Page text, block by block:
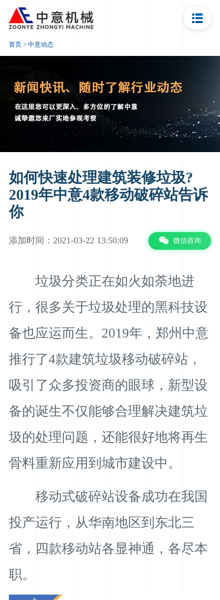
首页> 中意动态
如何快速处理建筑装修垃圾?
2019年中意4款移动破碎站告诉
你
添加时间：2021-03-22 13:50:09 微信咨询
垃圾分类正在如火如荼地进
行，很多关于垃圾处理的黑科技设
备也应运而生。2019年，郑州中意
推行了4款建筑垃圾移动破碎站，
吸引了众多投资商的眼球，新型设
备的诞生不仅能够合理解决建筑垃
圾的处理问题，还能很好地将再生
骨料重新应用到城市建设中。
移动式破碎站设备成功在我国
投产运行，从华南地区到东北三
省，四款移动站各显神通，各尽本
职。